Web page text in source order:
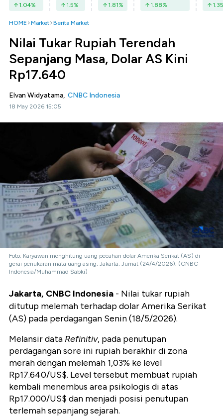
1.04% 1.5% 1.81% 1.88% 1.35
HOME Market Berita Market
Nilai Tukar Rupiah Terendah
Sepanjang Masa, Dolar AS Kini
Rp17.640
Elvan Widyatama, CNBC Indonesia
18 May 2026 15:05
Foto: Karyawan menghitung uang pecahan dolar Amerika Serikat (AS) di
gerai penukaran mata uang asing, Jakarta, Jumat (24/4/2026). (CNBC
Indonesia/Muhammad Sabki)
Jakarta, CNBC Indonesia - Nilai tukar rupiah
ditutup melemah terhadap dolar Amerika Serikat
(AS) pada perdagangan Senin (18/5/2026).
Melansir data Refinitiv, pada penutupan
perdagangan sore ini rupiah berakhir di zona
merah dengan melemah 1,03% ke level
Rp17.640/US$. Level tersebut membuat rupiah
kembali menembus area psikologis di atas
Rp17.000/US$ dan menjadi posisi penutupan
terlemah sepanjang sejarah.